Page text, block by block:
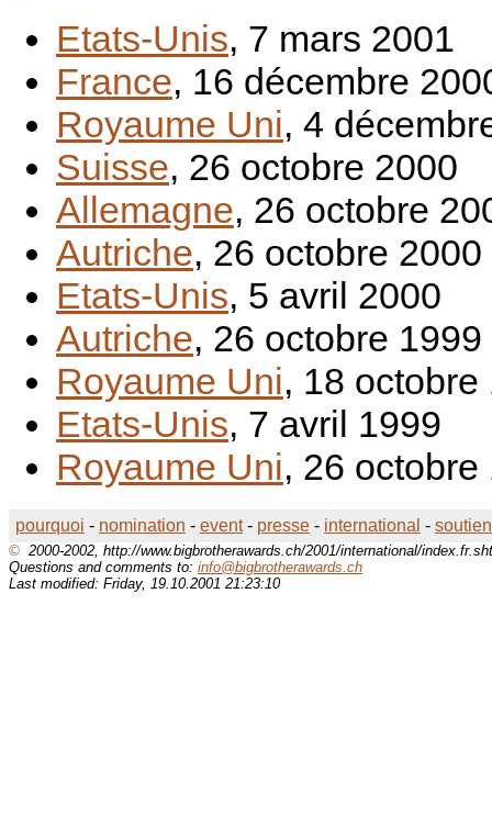
Etats-Unis, 7 mars 2001
France, 16 décembre
Royaume Uni, 4
Suisse, 26 octobre 2000
Allemagne, 26 octobre
Autriche, 26 octobre 2000
Etats-Unis, 5 avril 2000
Autriche, 26 octobre 1999
Royaume Uni, 18 octobre
Etats-Unis, 7 avril 1999
Royaume Uni, 26 octobre
pourquoi - nomination - event- presse - international - soutien
© 2000-2002, http://www.bigbrotherawards.ch/2001/international/
Questions and comments to: info@bigbrotherawards.ch
Last modified: Friday, 19.10.2001 21:23:10